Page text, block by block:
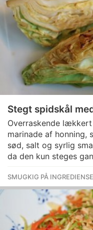
Stegt spidskål
Overraskende
marinade af honning,
sød, salt og syrlig
da den kun steges
SMUGKIG PÅ